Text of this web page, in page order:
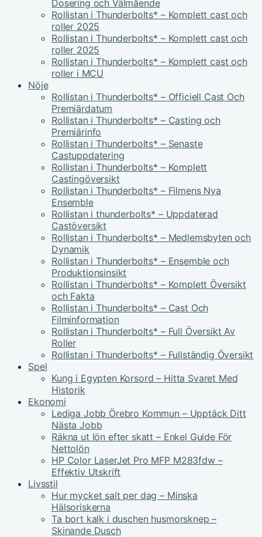
Dosering och Välmående
Rollistan i Thunderbolts* – Komplett cast och
roller 2025
Rollistan i Thunderbolts* – Komplett cast och
roller 2025
Rollistan i Thunderbolts* – Komplett cast och
roller i MCU
Nöje
Rollistan i Thunderbolts* – Officiell Cast Och
Premiärdatum
Rollistan i Thunderbolts* – Casting och
Premiärinfo
Rollistan i Thunderbolts* – Senaste
Castuppdatering
Rollistan i Thunderbolts* – Komplett
Castingöversikt
Rollistan i Thunderbolts* – Filmens Nya
Ensemble
Rollistan i thunderbolts* – Uppdaterad
Castöversikt
Rollistan i Thunderbolts* – Medlemsbyten och
Dynamik
Rollistan i Thunderbolts* – Ensemble och
Produktionsinsikt
Rollistan i Thunderbolts* – Komplett Översikt
och Fakta
Rollistan i Thunderbolts* – Cast Och
Filminformation
Rollistan i Thunderbolts* – Full Översikt Av
Roller
Rollistan i Thunderbolts* – Fullständig Översikt
Spel
Kung i Egypten Korsord – Hitta Svaret Med
Historik
Ekonomi
Lediga Jobb Örebro Kommun – Upptäck Ditt
Nästa Jobb
Räkna ut lön efter skatt – Enkel Guide För
Nettolön
HP Color LaserJet Pro MFP M283fdw –
Effektiv Utskrift
Livsstil
Hur mycket salt per dag – Minska
Hälsoriskerna
Ta bort kalk i duschen husmorsknep –
Skinande Dusch